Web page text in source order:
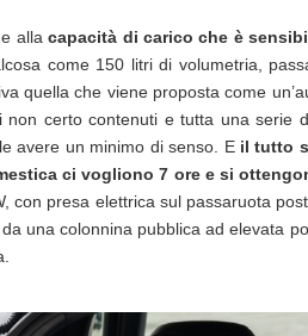
allacapacità di carico che è
come 150 litri di volumetria,
quella che viene proposta come
non certo contenuti e tutta una serie
avere un minimo di senso. E il tutto
ci vogliono 7 ore e si
con presa elettrica sul passaruota
una colonnina pubblica ad elevata